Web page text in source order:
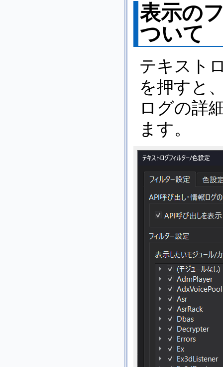
表示の
ついて
テキスト
を押すと
ログの詳
ます。